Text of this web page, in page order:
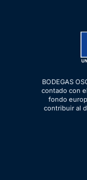
BODEGAS
contado con
fondo
contribuir al